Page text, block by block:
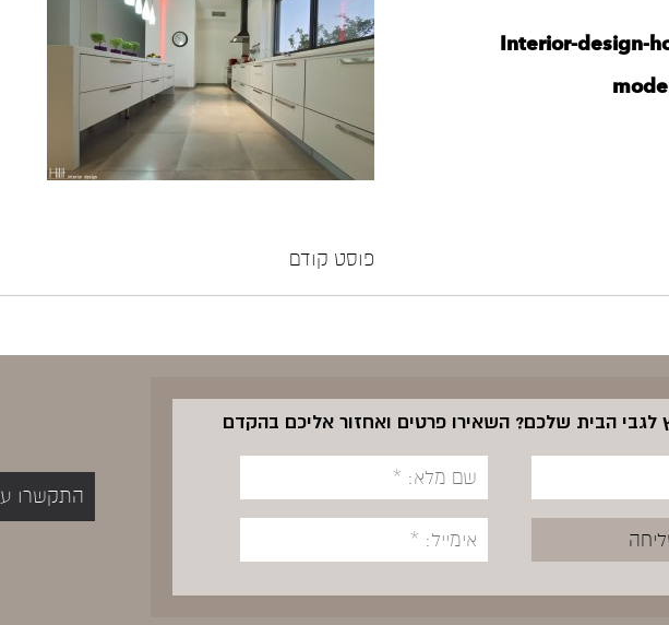
Interior-design-
פוסט קודם
לגבי הבית שלכם? השאירו פרטים ואחזור אליכם בהקדם
התקשרו עכשיו